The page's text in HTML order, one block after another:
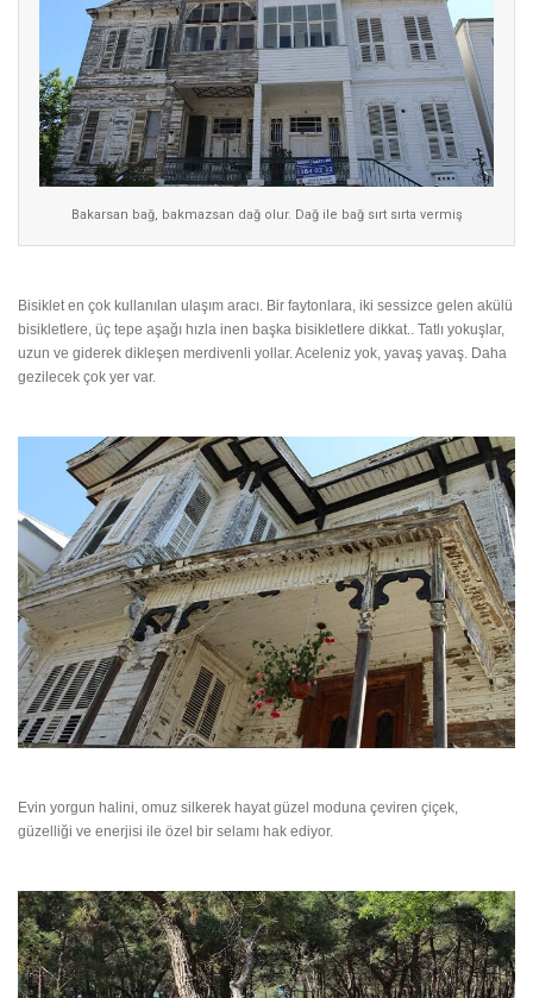
Bakarsan bağ, bakmazsan dağ olur. Dağ ile bağ sırt sırta vermiş
Bisiklet en çok kullanılan ulaşım aracı. Bir faytonlara, iki sessizce gelen akülü
bisikletlere, üç tepe aşağı hızla inen başka bisikletlere dikkat.. Tatlı yokuşlar,
uzun ve giderek dikleşen merdivenli yollar. Aceleniz yok, yavaş yavaş. Daha
gezilecek çok yer var.
Evin yorgun halini, omuz silkerek hayat güzel moduna çeviren çiçek,
güzelliği ve enerjisi ile özel bir selamı hak ediyor.